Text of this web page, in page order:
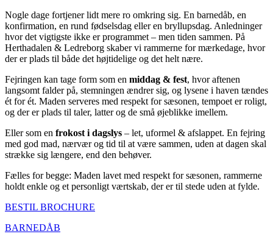
Nogle dage fortjener lidt mere ro omkring sig. En barnedåb, en
konfirmation, en rund fødselsdag eller en bryllupsdag. Anledninger
hvor det vigtigste ikke er programmet – men tiden sammen. På
Herthadalen & Ledreborg skaber vi rammerne for mærkedage, hvor
der er plads til både det højtidelige og det helt nære.
Fejringen kan tage form som en middag & fest, hvor aftenen
langsomt falder på, stemningen ændrer sig, og lysene i haven tændes
ét for ét. Maden serveres med respekt for sæsonen, tempoet er roligt,
og der er plads til taler, latter og de små øjeblikke imellem.
Eller som en frokost i dagslys – let, uformel & afslappet. En fejring
med god mad, nærvær og tid til at være sammen, uden at dagen skal
strække sig længere, end den behøver.
Fælles for begge: Maden lavet med respekt for sæsonen, rammerne
holdt enkle og et personligt værtskab, der er til stede uden at fylde.
BESTIL BROCHURE
BARNEDÅB